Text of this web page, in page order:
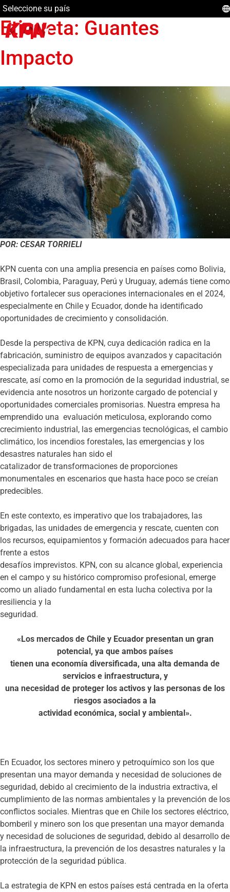
Seleccione su país
Etiqueta: Guantes
Impacto
POR: CESAR TORRIELI
KPN cuenta con una amplia presencia en países como Bolivia,
Brasil, Colombia, Paraguay, Perú y Uruguay, además tiene como
objetivo fortalecer sus operaciones internacionales en el 2024,
especialmente en Chile y Ecuador, donde ha identificado
oportunidades de crecimiento y consolidación.
Desde la perspectiva de KPN, cuya dedicación radica en la
fabricación, suministro de equipos avanzados y capacitación
especializada para unidades de respuesta a emergencias y
rescate, así como en la promoción de la seguridad industrial, se
evidencia ante nosotros un horizonte cargado de potencial y
oportunidades comerciales promisorias. Nuestra empresa ha
emprendido una evaluación meticulosa, explorando como
crecimiento industrial, las emergencias tecnológicas, el cambio
climático, los incendios forestales, las emergencias y los
desastres naturales han sido el
catalizador de transformaciones de proporciones
monumentales en escenarios que hasta hace poco se creían
predecibles.
En este contexto, es imperativo que los trabajadores, las
brigadas, las unidades de emergencia y rescate, cuenten con
los recursos, equipamientos y formación adecuados para hacer
frente a estos
desafíos imprevistos. KPN, con su alcance global, experiencia
en el campo y su histórico compromiso profesional, emerge
como un aliado fundamental en esta lucha colectiva por la
resiliencia y la
seguridad.
«Los mercados de Chile y Ecuador presentan un gran
potencial, ya que ambos países
tienen una economía diversificada, una alta demanda de
servicios e infraestructura, y
una necesidad de proteger los activos y las personas de los
riesgos asociados a la
actividad económica, social y ambiental».
En Ecuador, los sectores minero y petroquímico son los que
presentan una mayor demanda y necesidad de soluciones de
seguridad, debido al crecimiento de la industria extractiva, el
cumplimiento de las normas ambientales y la prevención de los
conflictos sociales. Mientras que en Chile los sectores eléctrico,
bomberil y minero son los que presentan una mayor demanda
y necesidad de soluciones de seguridad, debido al desarrollo de
la infraestructura, la prevención de los desastres naturales y la
protección de la seguridad pública.
La estrategia de KPN en estos países está centrada en la oferta